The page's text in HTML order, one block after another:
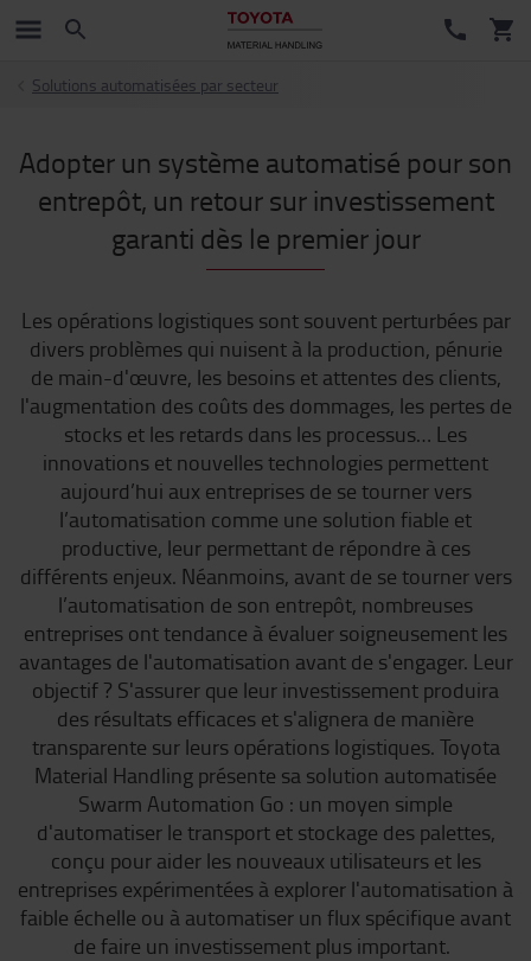
Solutions automatisées par secteur
Adopter un système automatisé pour son
entrepôt, un retour sur investissement
garanti dès le premier jour
Les opérations logistiques sont souvent perturbées par
divers problèmes qui nuisent à la production, pénurie
de main-d'œuvre, les besoins et attentes des clients,
l'augmentation des coûts des dommages, les pertes de
stocks et les retards dans les processus… Les
innovations et nouvelles technologies permettent
aujourd’hui aux entreprises de se tourner vers
l’automatisation comme une solution fiable et
productive, leur permettant de répondre à ces
différents enjeux. Néanmoins, avant de se tourner vers
l’automatisation de son entrepôt, nombreuses
entreprises ont tendance à évaluer soigneusement les
avantages de l'automatisation avant de s'engager. Leur
objectif ? S'assurer que leur investissement produira
des résultats efficaces et s'alignera de manière
transparente sur leurs opérations logistiques. Toyota
Material Handling présente sa solution automatisée
Swarm Automation Go : un moyen simple
d'automatiser le transport et stockage des palettes,
conçu pour aider les nouveaux utilisateurs et les
entreprises expérimentées à explorer l'automatisation à
faible échelle ou à automatiser un flux spécifique avant
de faire un investissement plus important.